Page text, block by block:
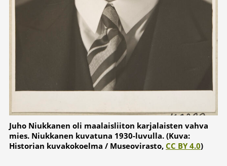
Juho Niukkanen oli maalaisliiton karjalaisten vahva
mies. Niukkanen kuvatuna 1930-luvulla. (Kuva:
Historian kuvakokoelma / Museovirasto, CC BY 4.0)